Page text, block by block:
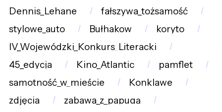
Dennis_Lehane
fałszywa_tożsamość
stylowe_auto
Bułhakow
koryto
IV_Wojewódzki_Konkurs_Literacki
45_edycja
Kino_Atlantic
pamflet
samotność_w_mieście
Konklawe
zdjęcia
zabawa_z_papugą